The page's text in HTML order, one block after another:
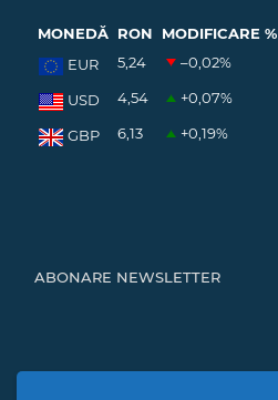
MONEDĂ RON
MODIFICARE %
EUR
5,24 –0,02%
USD 4,54 +0,07%
GBP 6,13 +0,19%
ABONARE NEWSLETTER